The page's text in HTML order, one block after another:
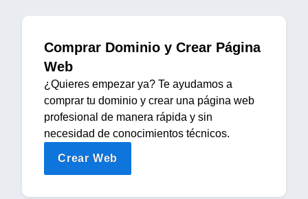
Comprar Dominio y Crear Página
Web
¿Quieres empezar ya? Te ayudamos a
comprar tu dominio y crear una página web
profesional de manera rápida y sin
necesidad de conocimientos técnicos.
Crear Web